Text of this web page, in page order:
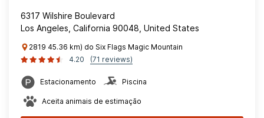
6317 Wilshire Boulevard
Los Angeles, California 90048, United States
2819 45.36 km) do Six Flags Magic Mountain
4.20
(71 reviews)
Estacionamento Piscina
Aceita animais de estimação